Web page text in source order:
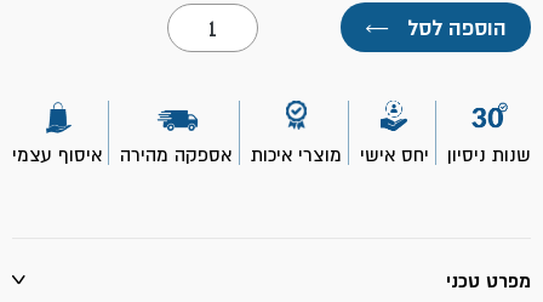
הוספה לסל ←
כמות
של
גוף
חרב
DJR186Z
18V-
שנות ניסיון יחס אישי מוצרי איכות אספקה מהירה איסוף עצמי
מפרט טכני